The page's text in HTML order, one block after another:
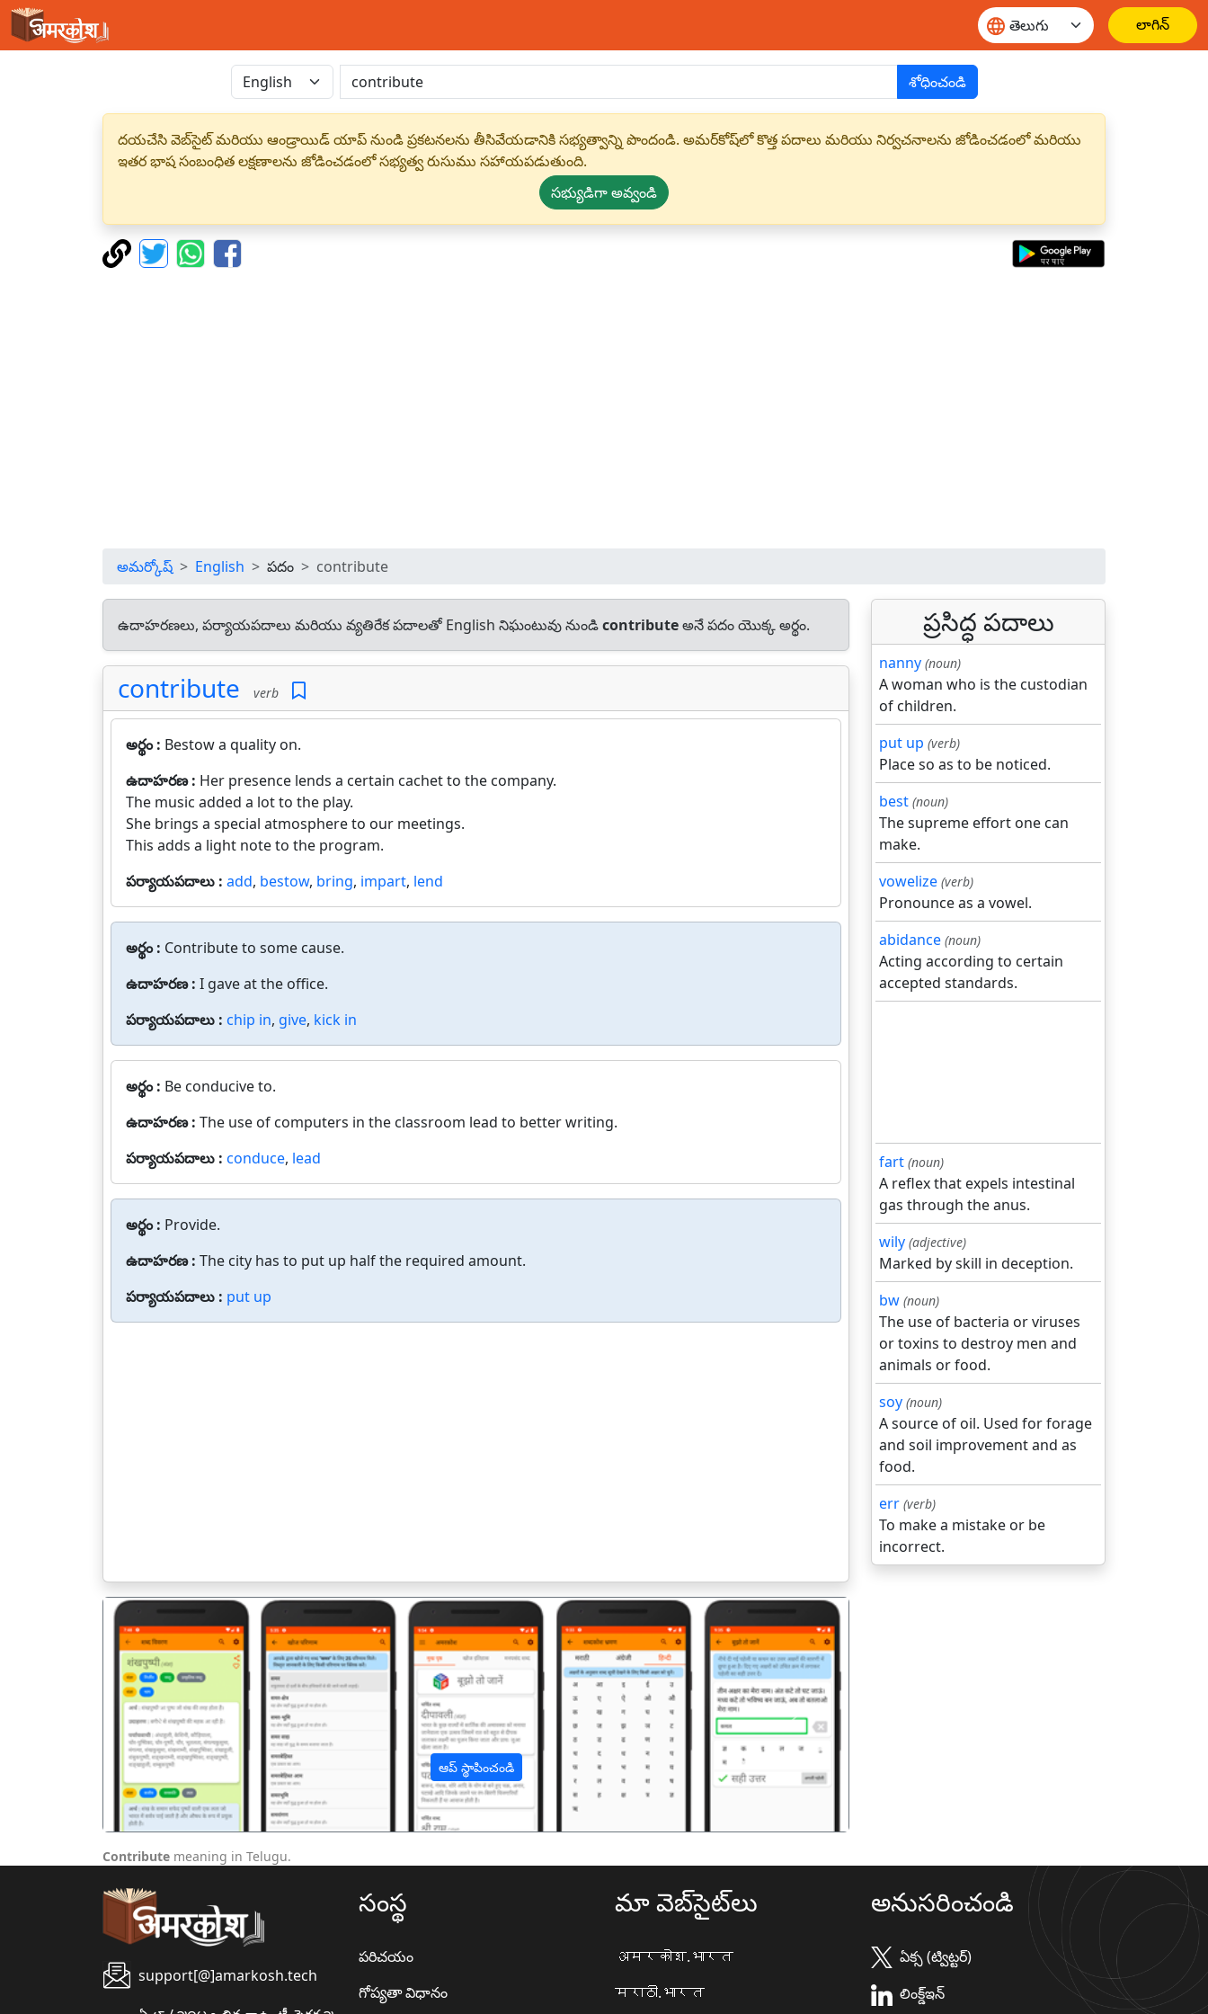
లాగిన్
శోధించండి
దయచేసి వెబ్‌సైట్ మరియు ఆండ్రాయిడ్ యాప్ నుండి ప్రకటనలను తీసివేయడానికి సభ్యత్వాన్ని పొందండి. అమర్‌కోష్‌లో కొత్త పదాలు మరియు నిర్వచనాలను జోడించడంలో మరియు
ఇతర భాష సంబంధిత లక్షణాలను జోడించడంలో సభ్యత్వ రుసుము సహాయపడుతుంది.
సభ్యుడిగా అవ్వండి
అమర్కోష్ English పదం contribute
ఉదాహరణలు, పర్యాయపదాలు మరియు వ్యతిరేక పదాలతో English నిఘంటువు నుండిcontributeఅనే పదం యొక్క అర్థం.
contribute verb
అర్థం : Bestow a quality on.
ఉదాహరణ : Her presence lends a certain cachet to the company.
The music added a lot to the play.
She brings a special atmosphere to our meetings.
This adds a light note to the program.
పర్యాయపదాలు : add, bestow, bring, impart, lend
అర్థం : Contribute to some cause.
ఉదాహరణ : I gave at the office.
పర్యాయపదాలు : chip in, give, kick in
అర్థం : Be conducive to.
ఉదాహరణ : The use of computers in the classroom lead to better writing.
పర్యాయపదాలు : conduce, lead
అర్థం : Provide.
ఉదాహరణ : The city has to put up half the required amount.
పర్యాయపదాలు : put up
ఆప్ స్థాపించండి
पिछला अगला
ప్రసిద్ధ పదాలు
nanny (noun)
A woman who is the custodian
of children.
put up (verb)
Place so as to be noticed.
best (noun)
The supreme effort one can
make.
vowelize (verb)
Pronounce as a vowel.
abidance (noun)
Acting according to certain
accepted standards.
fart (noun)
A reflex that expels intestinal
gas through the anus.
wily (adjective)
Marked by skill in deception.
bw (noun)
The use of bacteria or viruses
or toxins to destroy men and
animals or food.
soy (noun)
A source of oil. Used for forage
and soil improvement and as
food.
err (verb)
To make a mistake or be
incorrect.
Contribute meaning in Telugu.
support[@]amarkosh.tech
సంస్థ
పరిచయం
గోప్యతా విధానం
మా వెబ్‌సైట్‌లు
अमरकोश.भारत
मराठी.भारत
అనుసరించండి
ఏక్స (ట్విట్టర్)
లింక్డ్ఇన్